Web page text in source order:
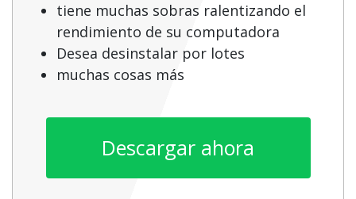
tiene muchas sobras ralentizando el
rendimiento de su computadora
Desea desinstalar por lotes
muchas cosas más
Descargar ahora